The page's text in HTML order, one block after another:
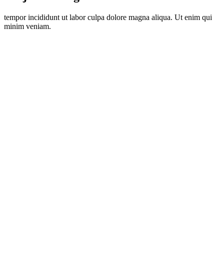
tempor incididunt ut labor culpa dolore magna aliqua. Ut enim qui
minim veniam.